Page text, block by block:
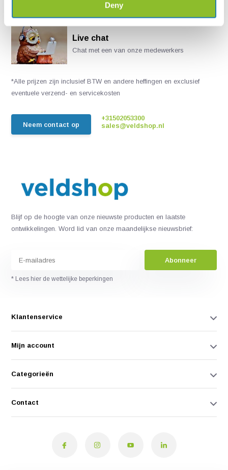
Deny
Live chat
Chat met een van onze medewerkers
*Alle prijzen zijn inclusief BTW en andere heffingen en exclusief
eventuele verzend- en servicekosten
Neem contact op
+31502053300
sales@veldshop.nl
Blijf op de hoogte van onze nieuwste producten en laatste
ontwikkelingen. Word lid van onze maandelijkse nieuwsbrief:
Abonneer
* Lees hier de wettelijke beperkingen
Klantenservice
Mijn account
Categorieën
Contact